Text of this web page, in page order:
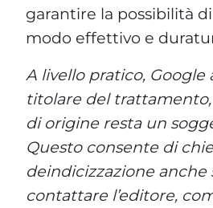
garantire la possibilità
modo effettivo e
A livello pratico, Google
titolare del
di origine resta un
Questo consente di
deindicizzazione anche
contattare l’editore,